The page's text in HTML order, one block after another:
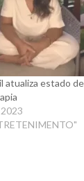
atualiza estado